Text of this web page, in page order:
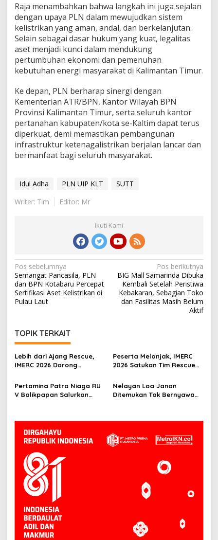
Raja menambahkan bahwa langkah ini juga sejalan
dengan upaya PLN dalam mewujudkan sistem
kelistrikan yang aman, andal, dan berkelanjutan.
Selain sebagai dasar hukum yang kuat, legalitas
aset menjadi kunci dalam mendukung
pertumbuhan ekonomi dan pemenuhan
kebutuhan energi masyarakat di Kalimantan Timur.
Ke depan, PLN berharap sinergi dengan
Kementerian ATR/BPN, Kantor Wilayah BPN
Provinsi Kalimantan Timur, serta seluruh kantor
pertanahan kabupaten/kota se-Kaltim dapat terus
diperkuat, demi memastikan pembangunan
infrastruktur ketenagalistrikan berjalan lancar dan
bermanfaat bagi seluruh masyarakat.
Idul Adha PLN UIP KLT
SUTT
Writer: Tim
Editor: Mr
Ikuti Kami
Navigasi
pos
Pos sebelumnya
Semangat Pancasila, PLN
dan BPN Kotabaru Percepat
Sertifikasi Aset Kelistrikan di
Pulau Laut
Pos berikutnya
BIG Mall Samarinda Dibuka
Kembali Setelah Peristiwa
Kebakaran, Sebagian Toko
dan Fasilitas Masih Belum
Aktif
TOPIK TERKAIT
Lebih dari Ajang Rescue,
IMERC 2026 Dorong
Kompeten untuk Indonesia
Peserta Melonjak, IMERC
2026 Satukan Tim Rescue
Balikpapan
Pertamina Patra Niaga RU
V Balikpapan Salurkan
Nelayan Loa Janan
Ditemukan Tak Bernyawa
Mahakam